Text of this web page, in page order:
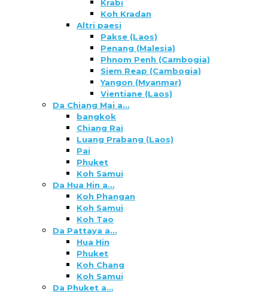
Krabi
Koh Kradan
Altri paesi
Pakse (Laos)
Penang (Malesia)
Phnom Penh (Cambogia)
Siem Reap (Cambogia)
Yangon (Myanmar)
Vientiane (Laos)
Da Chiang Mai a…
bangkok
Chiang Rai
Luang Prabang (Laos)
Pai
Phuket
Koh Samui
Da Hua Hin a…
Koh Phangan
Koh Samui
Koh Tao
Da Pattaya a…
Hua Hin
Phuket
Koh Chang
Koh Samui
Da Phuket a…